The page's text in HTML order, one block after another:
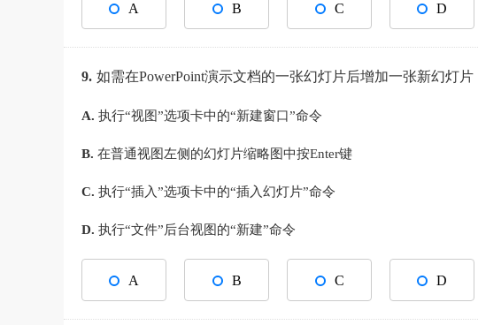
A B C D
9. 如需在PowerPoint演示文档的一张幻灯片后增加一张新幻灯片
A. 执行“视图”选项卡中的“新建窗口”命令
B. 在普通视图左侧的幻灯片缩略图中按Enter键
C. 执行“插入”选项卡中的“插入幻灯片”命令
D. 执行“文件”后台视图的“新建”命令
A B C D